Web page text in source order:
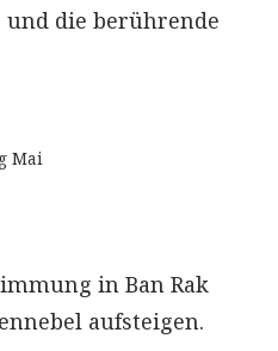
die berührende
Mai
in Ban Rak
aufsteigen.